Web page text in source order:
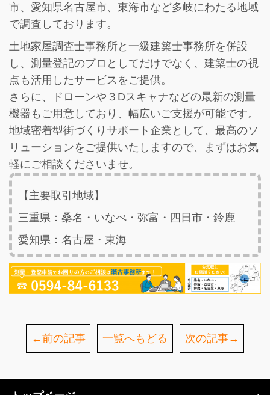
市、愛知県名古屋市、東海市など多岐にわたる地域
で調査しております。
土地家屋調査士事務所と一級建築士事務所を併設
し、 測量登記のプロとしてだけでなく、建築士の視
点も活用したサービス をご提供。
さらに、ドローンや３Dスキャナなどの最新の測量
機器もご用意しており、幅広いご支援が可能です。
地域密着型街づくりサポート企業として、最高のソ
リューションをご提供いたしますので、まずはお気
軽にご相談くださいませ。
【主要取引地域】
三重県：桑名・いなべ・弥富・四日市・鈴鹿
愛知県：名古屋・東海
←前の記事 一覧へもどる 次の記事→